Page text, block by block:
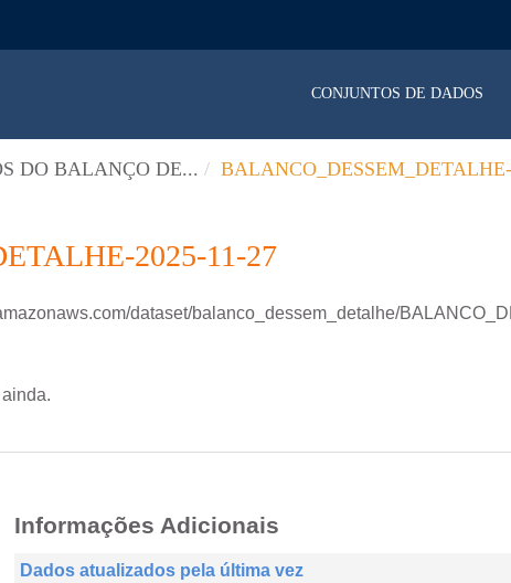
CONJUNTOS DE DADOS
DO BALANÇO DE...
2025-11-27
dataset/balanco_dessem_detalhe/
Informações Adicionais
Dados atualizados pela última vez